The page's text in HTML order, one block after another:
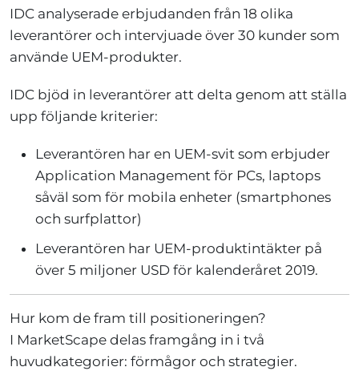
IDC analyserade erbjudanden från 18 olika
leverantörer och intervjuade över 30 kunder som
använde UEM-produkter.
IDC bjöd in leverantörer att delta genom att ställa
upp följande kriterier:
Leverantören har en UEM-svit som erbjuder
Application Management för PCs, laptops
såväl som för mobila enheter (smartphones
och surfplattor)
Leverantören har UEM-produktintäkter på
över 5 miljoner USD för kalenderåret 2019.
Hur kom de fram till positioneringen?
I MarketScape delas framgång in i två
huvudkategorier: förmågor och strategier.